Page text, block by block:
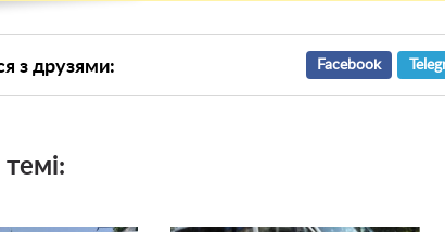
з друзями: Facebook
темі: